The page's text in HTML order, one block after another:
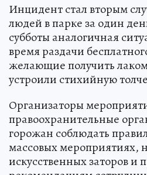
Инцидент стал вторым
людей в парке за один
субботы аналогичная
время раздачи
желающие получить
устроили стихийную
Организаторы
правоохранительные
горожан соблюдать
массовых мероприятиях,
искусственных заторов и